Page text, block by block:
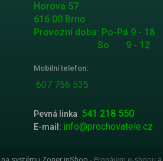
Horova 57
616 00 Brno
Provozní doba: Po-Pá 9 - 18
So 9 - 12
Mobilní telefon:
607 756 535
Pevná linka 541 218 550
E-mail: info@prochovatele.cz